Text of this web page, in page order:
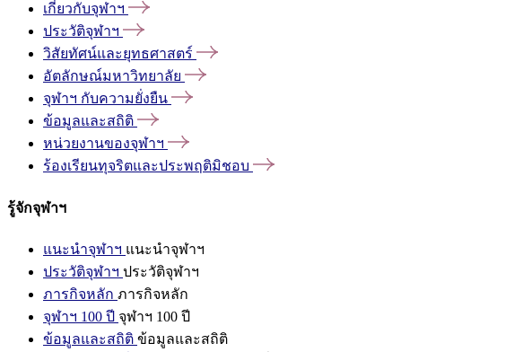
เกี่ยวกับจุฬาฯ
ประวัติจุฬาฯ
วิสัยทัศน์และยุทธศาสตร์
อัตลักษณ์มหาวิทยาลัย
จุฬาฯ กับความยั่งยืน
ข้อมูลและสถิติ
หน่วยงานของจุฬาฯ
ร้องเรียนทุจริตและประพฤติมิชอบ
รู้จักจุฬาฯ
แนะนำจุฬาฯ แนะนำจุฬาฯ
ประวัติจุฬาฯ ประวัติจุฬาฯ
ภารกิจหลัก ภารกิจหลัก
จุฬาฯ 100 ปี จุฬาฯ 100 ปี
ข้อมูลและสถิติ ข้อมูลและสถิติ